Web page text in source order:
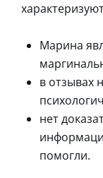
Марина
в отзывах
нет
помогли.